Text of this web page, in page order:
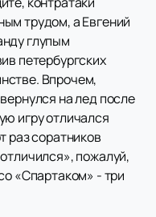
трудом, а Евгений
глупым
петербургских
Впрочем,
на лед после
игру отличался
раз соратников
пожалуй,
«Спартаком» - три